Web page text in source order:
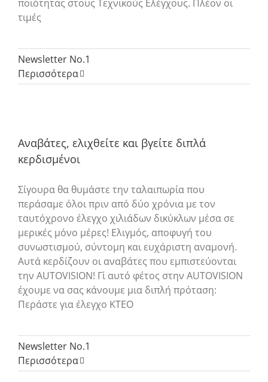
ποιότητας στους Τεχνικούς Ελέγχους. Πλέον οι
τιμές
Newsletter No.1
Περισσότερα
Αναβάτες, ελιχθείτε και βγείτε διπλά
κερδισμένοι
Σίγουρα θα θυμάστε την ταλαιπωρία που
περάσαμε όλοι πριν από δύο χρόνια με τον
ταυτόχρονο έλεγχο χιλιάδων δικύκλων μέσα σε
μερικές μόνο μέρες! Ελιγμός, αποφυγή του
συνωστισμού, σύντομη και ευχάριστη αναμονή.
Αυτά κερδίζουν οι αναβάτες που εμπιστεύονται
την AUTOVISION! Γι΄ αυτό φέτος στην AUTOVISION
έχουμε να σας κάνουμε μια διπλή πρόταση:
Περάστε για έλεγχο ΚΤΕΟ
Newsletter No.1
Περισσότερα